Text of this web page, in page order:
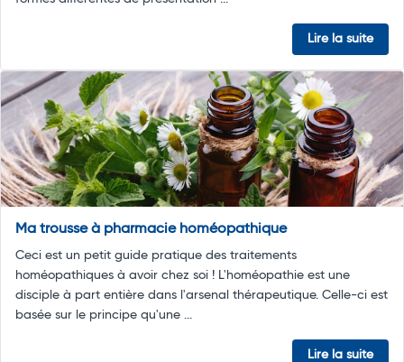
Lire la suite
Ma trousse à pharmacie homéopathique
Ceci est un petit guide pratique des traitements
homéopathiques à avoir chez soi ! L'homéopathie est une
disciple à part entière dans l'arsenal thérapeutique. Celle-ci est
basée sur le principe qu'une ...
Lire la suite